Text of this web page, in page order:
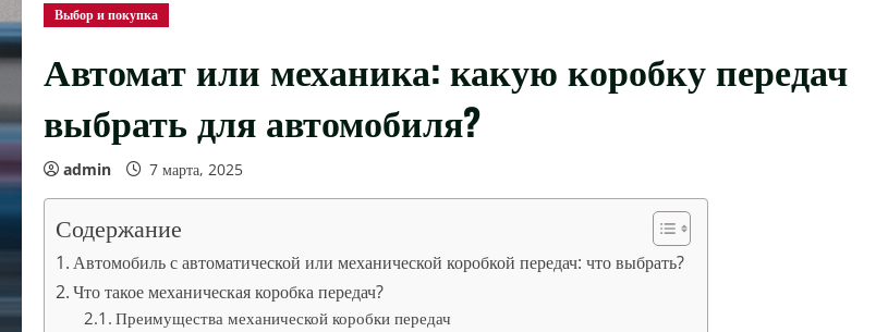
Выбор и покупка
Автомат или механика: какую коробку передач
выбрать для автомобиля?
admin 7 марта, 2025
Содержание
Автомобиль с автоматической или механической коробкой передач: что выбрать?
Что такое механическая коробка передач?
Преимущества механической коробки передач